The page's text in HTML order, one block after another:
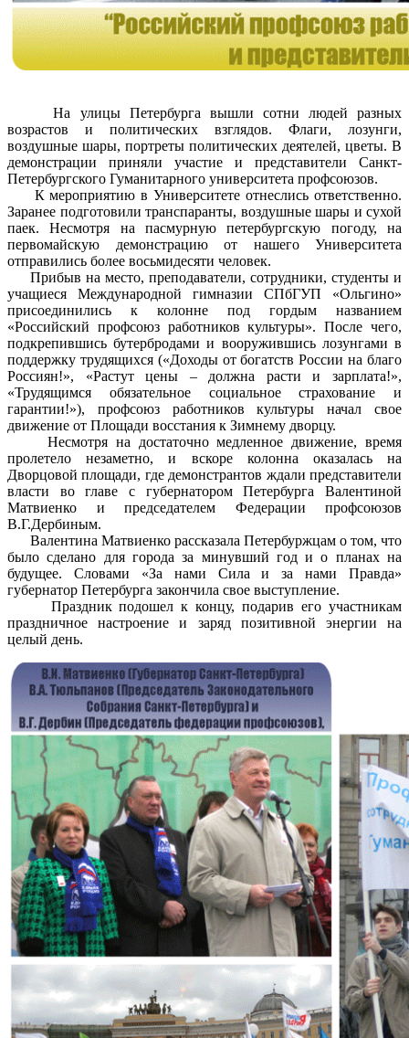
На улицы Петербурга вышли сотни людей разных
возрастов и политических взглядов. Флаги, лозунги,
воздушные шары, портреты политических деятелей, цветы. В
демонстрации приняли участие и представители Санкт-
Петербургского Гуманитарного университета профсоюзов.
К мероприятию в Университете отнеслись ответственно.
Заранее подготовили транспаранты, воздушные шары и сухой
паек. Несмотря на пасмурную петербургскую погоду, на
первомайскую демонстрацию от нашего Университета
отправились более восьмидесяти человек.
Прибыв на место, преподаватели, сотрудники, студенты и
учащиеся Международной гимназии СПбГУП «Ольгино»
присоединились к колонне под гордым названием
«Российский профсоюз работников культуры». После чего,
подкрепившись бутербродами и вооружившись лозунгами в
поддержку трудящихся («Доходы от богатств России на благо
Россиян!», «Растут цены – должна расти и зарплата!»,
«Трудящимся обязательное социальное страхование и
гарантии!»), профсоюз работников культуры начал свое
движение от Площади восстания к Зимнему дворцу.
Несмотря на достаточно медленное движение, время
пролетело незаметно, и вскоре колонна оказалась на
Дворцовой площади, где демонстрантов ждали представители
власти во главе с губернатором Петербурга Валентиной
Матвиенко и председателем Федерации профсоюзов
В.Г.Дербиным.
Валентина Матвиенко рассказала Петербуржцам о том, что
было сделано для города за минувший год и о планах на
будущее. Словами «За нами Сила и за нами Правда»
губернатор Петербурга закончила свое выступление.
Праздник подошел к концу, подарив его участникам
праздничное настроение и заряд позитивной энергии на
целый день.